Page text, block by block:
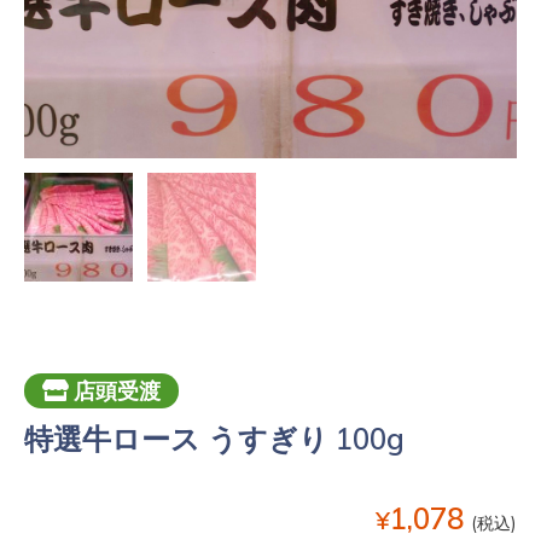
店頭受渡
特選牛ロース うすぎり 100g
¥1,078 (税込)